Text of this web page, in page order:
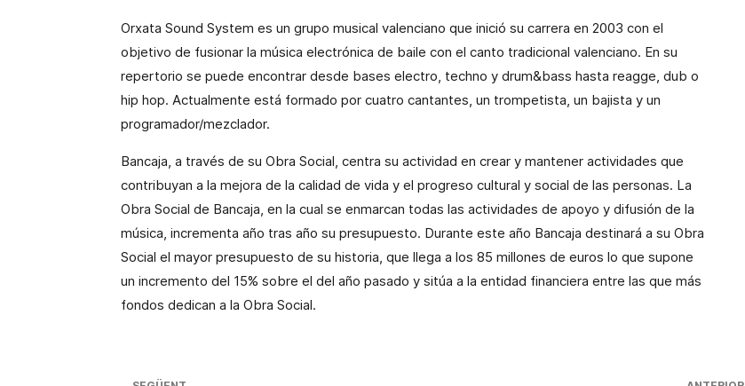
Orxata Sound System es un grupo musical valenciano que inició su carrera en 2003 con el
objetivo de fusionar la música electrónica de baile con el canto tradicional valenciano. En su
repertorio se puede encontrar desde bases electro, techno y drum&bass hasta reagge, dub o
hip hop. Actualmente está formado por cuatro cantantes, un trompetista, un bajista y un
programador/mezclador.
Bancaja, a través de su Obra Social, centra su actividad en crear y mantener actividades que
contribuyan a la mejora de la calidad de vida y el progreso cultural y social de las personas. La
Obra Social de Bancaja, en la cual se enmarcan todas las actividades de apoyo y difusión de la
música, incrementa año tras año su presupuesto. Durante este año Bancaja destinará a su Obra
Social el mayor presupuesto de su historia, que llega a los 85 millones de euros lo que supone
un incremento del 15% sobre el del año pasado y sitúa a la entidad financiera entre las que más
fondos dedican a la Obra Social.